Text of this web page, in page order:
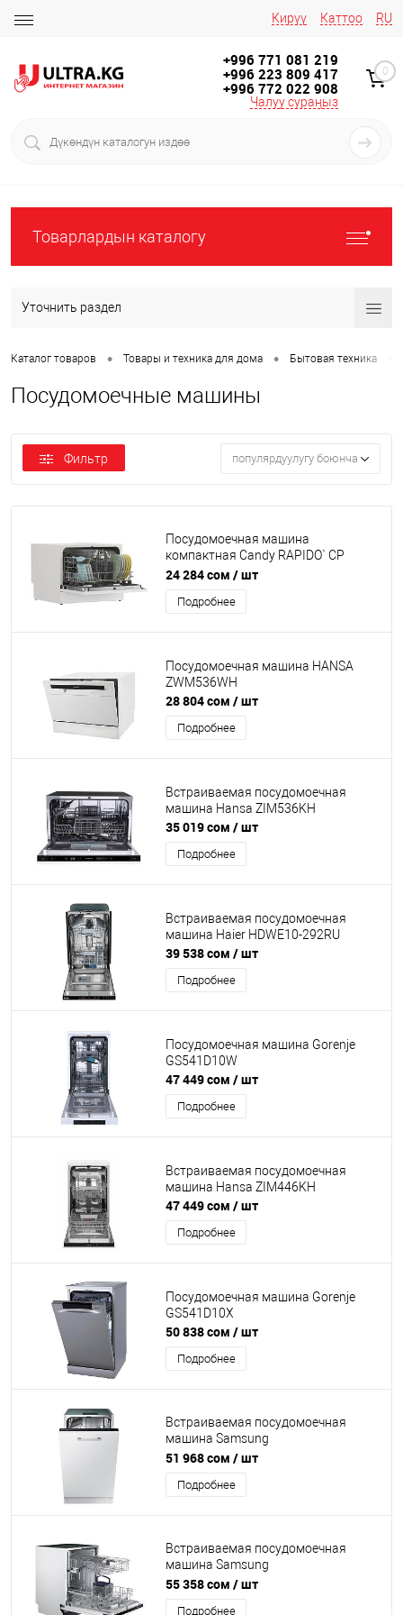
Кирүү Каттоо RU
+996 771 081 219
+996 223 809 417
+996 772 022 908
Чалуу сураңыз
0
Товарлардын каталогу
Уточнить раздел
Каталог товаров • Товары и техника для дома • Бытовая техника
Посудомоечные машины
Фильтр популярдуулугу боюнча
Посудомоечная машина
компактная Candy RAPIDO` CP
6F51LW-08
24 284 сом / шт
Подробнее
Посудомоечная машина HANSA
ZWM536WH
28 804 сом / шт
Подробнее
Встраиваемая посудомоечная
машина Hansa ZIM536KH
35 019 сом / шт
Подробнее
Встраиваемая посудомоечная
машина Haier HDWE10-292RU
39 538 сом / шт
Подробнее
Посудомоечная машина Gorenje
GS541D10W
47 449 сом / шт
Подробнее
Встраиваемая посудомоечная
машина Hansa ZIM446KH
47 449 сом / шт
Подробнее
Посудомоечная машина Gorenje
GS541D10X
50 838 сом / шт
Подробнее
Встраиваемая посудомоечная
машина Samsung
DW50R4040BB/WT
51 968 сом / шт
Подробнее
Встраиваемая посудомоечная
машина Samsung
DW60M5050BB/WT
55 358 сом / шт
Подробнее